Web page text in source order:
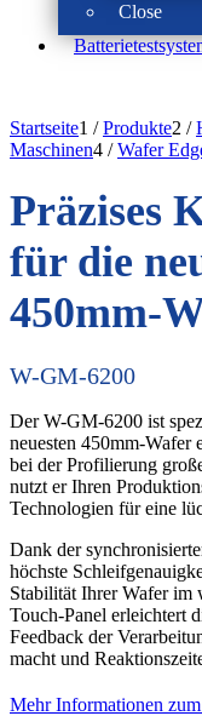
Close
Startseite1 / Produkte2 /
Maschinen4 / Wafer
Präzises
für die
450mm-
W-GM-6200
Der W-GM-6200 ist
neuesten 450mm-Wafer
bei der Profilierung
nutzt er Ihren
Technologien für eine
Dank der
höchste
Stabilität Ihrer Wafer im
Touch-Panel erleichtert
Feedback der
macht und
Mehr Informationen